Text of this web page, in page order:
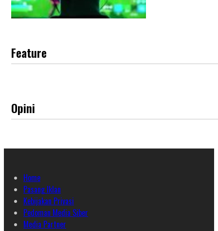
Feature
Opini
Home
Pasang Iklan
Kebijakan Privasi
Pedoman Media Siber
Media Partner